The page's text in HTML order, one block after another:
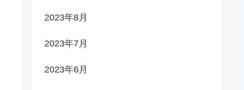
2023年8月
2023年7月
2023年6月